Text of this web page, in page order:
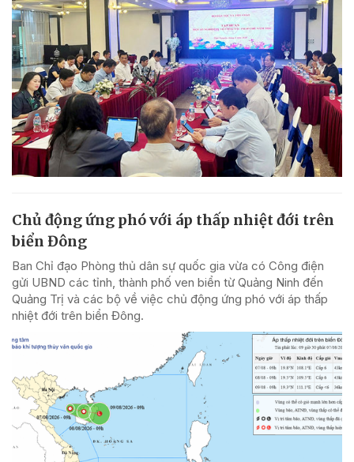
Chủ động ứng phó với áp thấp nhiệt đới trên
biển Đông
Ban Chỉ đạo Phòng thủ dân sự quốc gia vừa có Công điện
gửi UBND các tỉnh, thành phố ven biển từ Quảng Ninh đến
Quảng Trị và các bộ về việc chủ động ứng phó với áp thấp
nhiệt đới trên biển Đông.